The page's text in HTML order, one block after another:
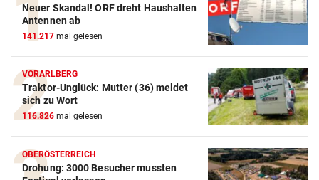
Neuer Skandal! ORF dreht Haushalten
Antennen ab
141.217 mal gelesen
VORARLBERG
Traktor-Unglück: Mutter (36) meldet
sich zu Wort
116.826 mal gelesen
OBERÖSTERREICH
Drohung: 3000 Besucher mussten
Action-Cam Vergleich
ZUM VERGLEICH
Crosstrainer Vergleich
ZUM VERGLEICH
E-Bike Vergleich
ZUM VERGLEICH
Elektro-Scooter Vergleich